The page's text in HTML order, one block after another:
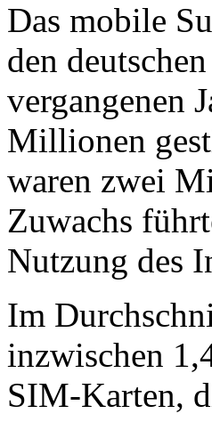
Das mobile
den
vergangenen
Millionen
waren zwei
Zuwachs
Nutzung des
Im
inzwischen
SIM-Karten,